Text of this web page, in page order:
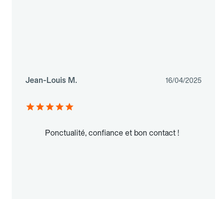
Jean-Louis M. 16/04/2025
Ponctualité, confiance et bon contact !